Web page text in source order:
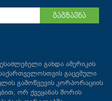
გაგზავნა
გახდა ამერიკის
გაცემული
გამოწვევის კორპორაციის
ორ ქვეყანას შორის